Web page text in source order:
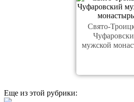
Свято-
мужской
Еще из этой рубрики: